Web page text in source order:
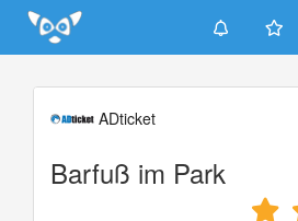
Update cookies preferences
ADticket
Barfuß im Park